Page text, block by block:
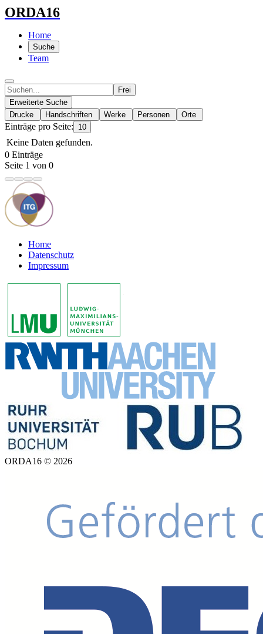
ORDA16
Home
Suche
Team
Frei
Erweiterte Suche
Drucke
Handschriften Werke Personen Orte
Einträge pro Seite: 10
Keine Daten gefunden.
0 Einträge
Seite 1 von 0
Home
Datenschutz
Impressum
ORDA16 © 2026